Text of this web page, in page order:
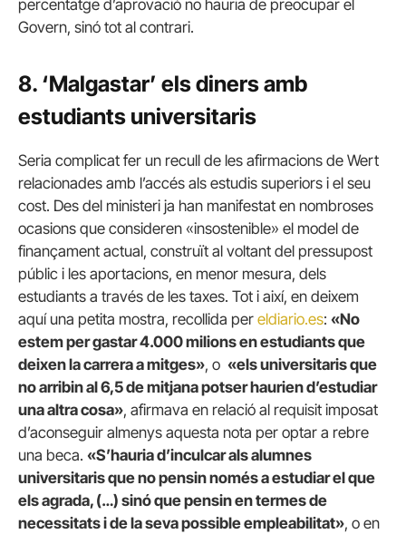
percentatge d’aprovació no hauria de preocupar el
Govern, sinó tot al contrari.
8. ‘Malgastar’ els diners amb
estudiants universitaris
Seria complicat fer un recull de les afirmacions de Wert
relacionades amb l’accés als estudis superiors i el seu
cost. Des del ministeri ja han manifestat en nombroses
ocasions que consideren «insostenible» el model de
finançament actual, construït al voltant del pressupost
públic i les aportacions, en menor mesura, dels
estudiants a través de les taxes. Tot i així, en deixem
aquí una petita mostra, recollida per eldiario.es: «No
estem per gastar 4.000 milions en estudiants que
deixen la carrera a mitges», o «els universitaris que
no arribin al 6,5 de mitjana potser haurien d’estudiar
una altra cosa», afirmava en relació al requisit imposat
d’aconseguir almenys aquesta nota per optar a rebre
una beca. «S’hauria d’inculcar als alumnes
universitaris que no pensin només a estudiar el que
els agrada, (…) sinó que pensin en termes de
necessitats i de la seva possible empleabilitat», o en